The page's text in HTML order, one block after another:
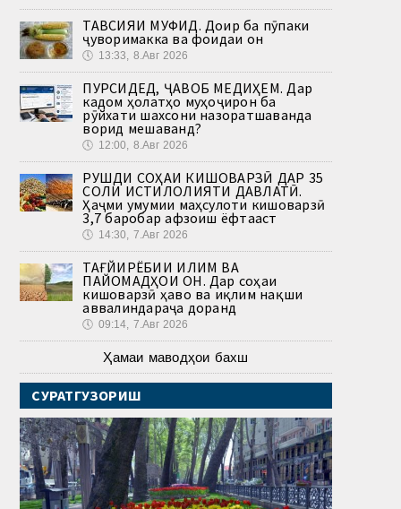
ТАВСИЯИ МУФИД. Доир ба пӯпаки
ҷуворимакка ва фоидаи он
🕔 13:33, 8.Авг 2026
ПУРСИДЕД, ҶАВОБ МЕДИҲЕМ. Дар
кадом ҳолатҳо муҳоҷирон ба
рӯйхати шахсони назоратшаванда
ворид мешаванд?
🕔 12:00, 8.Авг 2026
РУШДИ СОҲАИ КИШОВАРЗӢ ДАР 35
СОЛИ ИСТИҚЛОЛИЯТИ ДАВЛАТӢ.
Ҳаҷми умумии маҳсулоти кишоварзӣ
3,7 баробар афзоиш ёфтааст
🕔 14:30, 7.Авг 2026
ТАҒЙИРЁБИИ ИҚЛИМ ВА
ПАЙОМАДҲОИ ОН. Дар соҳаи
кишоварзӣ ҳаво ва иқлим нақши
аввалиндараҷа доранд
🕔 09:14, 7.Авг 2026
Ҳамаи маводҳои бахш
СУРАТГУЗОРИШ